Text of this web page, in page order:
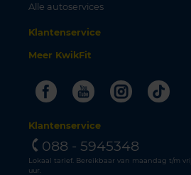
Alle autoservices
Klantenservice
Meer KwikFit
FacebookYoutubeInstagram
Klantenservice
088 - 5945348
Lokaal tarief. Bereikbaar van maandag t/m
uur.